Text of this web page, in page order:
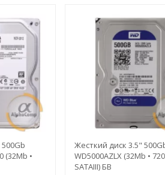
(32Mb •
Жесткий диск 3.5"
WD5000AZLX (32Mb •
SATAIII) БВ